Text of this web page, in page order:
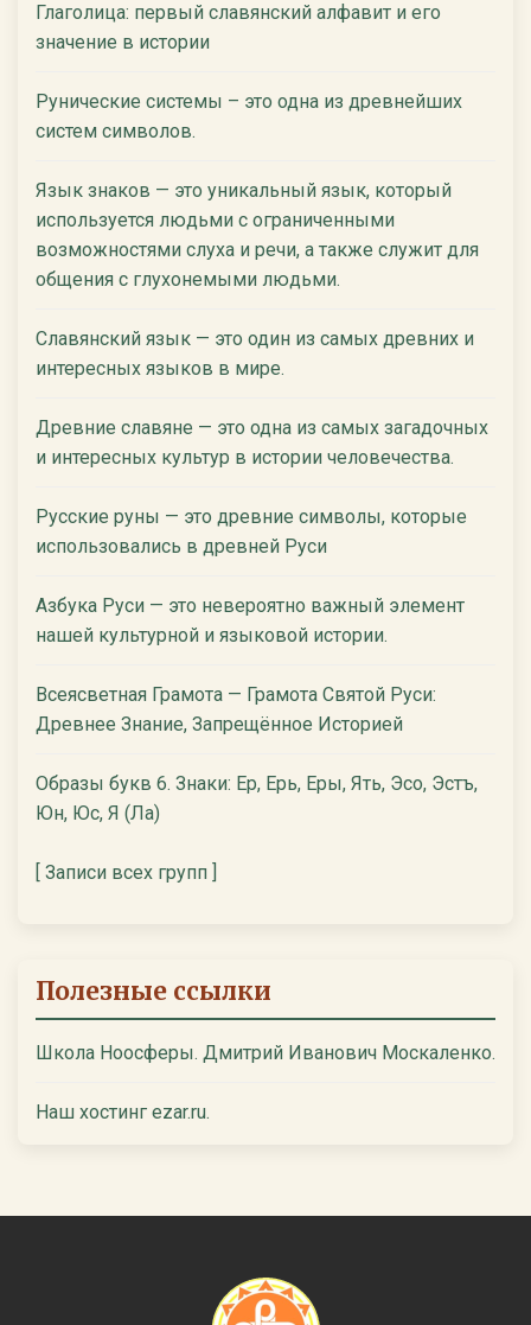
Глаголица: первый славянский алфавит и его
значение в истории
Рунические системы – это одна из древнейших
систем символов.
Язык знаков — это уникальный язык, который
используется людьми с ограниченными
возможностями слуха и речи, а также служит для
общения с глухонемыми людьми.
Славянский язык — это один из самых древних и
интересных языков в мире.
Древние славяне — это одна из самых загадочных
и интересных культур в истории человечества.
Русские руны — это древние символы, которые
использовались в древней Руси
Азбука Руси — это невероятно важный элемент
нашей культурной и языковой истории.
Всеясветная Грамота — Грамота Святой Руси:
Древнее Знание, Запрещённое Историей
Образы букв 6. Знаки: Ер, Ерь, Еры, Ять, Эсо, Эстъ,
Юн, Юс, Я (Ла)
[ Записи всех групп ]
Полезные ссылки
Школа Ноосферы. Дмитрий Иванович Москаленко.
Наш хостинг ezar.ru.